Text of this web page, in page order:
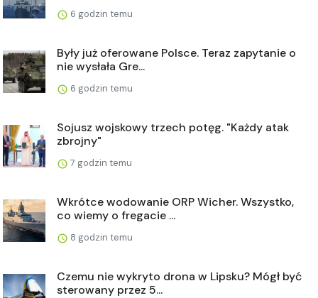
6 godzin temu
Były już oferowane Polsce. Teraz zapytanie o
nie wysłała Gre...
6 godzin temu
Sojusz wojskowy trzech potęg. "Każdy atak
zbrojny"
7 godzin temu
Wkrótce wodowanie ORP Wicher. Wszystko,
co wiemy o fregacie ...
8 godzin temu
Czemu nie wykryto drona w Lipsku? Mógł być
sterowany przez 5...